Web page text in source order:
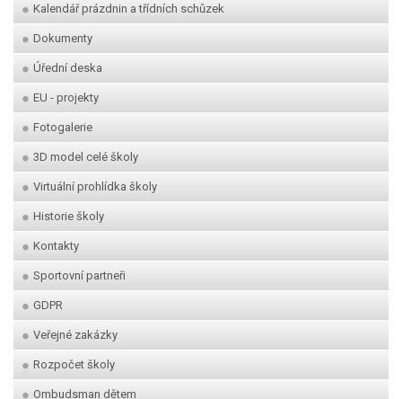
Kalendář prázdnin a třídních schůzek
Dokumenty
Úřední deska
EU - projekty
Fotogalerie
3D model celé školy
Virtuální prohlídka školy
Historie školy
Kontakty
Sportovní partneři
GDPR
Veřejné zakázky
Rozpočet školy
Ombudsman dětem